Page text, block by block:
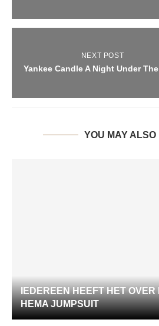
NEXT POST
Yankee Candle A Night Under
YOU MAY ALSO
IEDEREEN HEEFT HET OVER
HEMA JUMPSUIT